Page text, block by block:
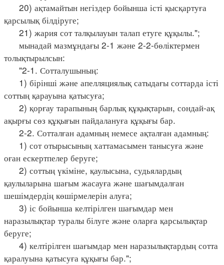
20) ақтамайтын негіздер бойынша істі қысқартуға
қарсылық білдіруге;
21) жария сот талқылауын талап етуге құқылы.";
мынадай мазмұндағы 2-1 және 2-2-бөліктермен
толықтырылсын:
"2-1. Сотталушының:
1) бірінші және апелляциялық сатыдағы соттарда істі
соттың қарауына қатысуға;
2) қорғау тарапының барлық құқықтарын, сондай-ақ
ақырғы сөз құқығын пайдалануға құқығы бар.
2-2. Сотталған адамның немесе ақталған адамның:
1) сот отырысының хаттамасымен танысуға және
оған ескертпелер беруге;
2) соттың үкіміне, қаулысына, судьялардың
қаулыларына шағым жасауға және шағымдалған
шешімдердің көшірмелерін алуға;
3) іс бойынша келтірілген шағымдар мен
наразылықтар туралы білуге және оларға қарсылықтар
беруге;
4) келтірілген шағымдар мен наразылықтардың сотта
қаралуына қатысуға құқығы бар.";